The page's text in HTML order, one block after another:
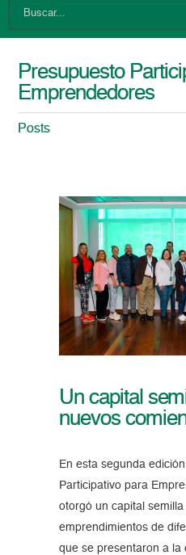
Presupuesto
Emprendedores
Posts
Un capital
nuevos
En esta segunda
Participativo para
otorgó un capital
emprendimientos de
que se presentaron a la